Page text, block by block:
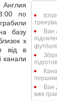
Ван
Ван
вже
по
базу
к
від в
канали